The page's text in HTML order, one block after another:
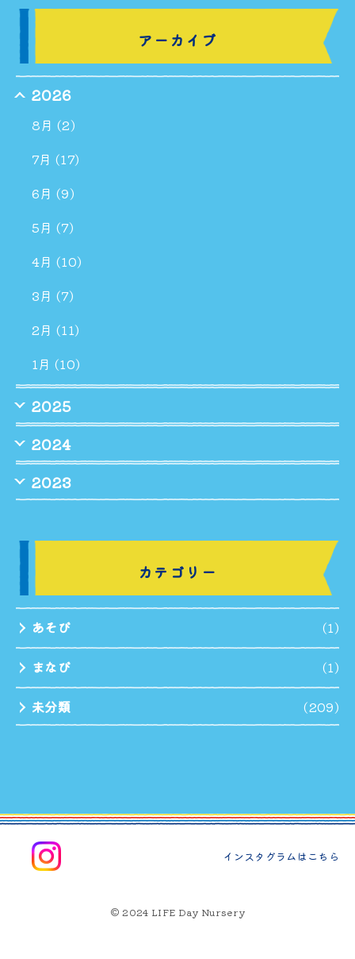
アーカイブ
2026
8月 (2)
7月 (17)
6月 (9)
5月 (7)
4月 (10)
3月 (7)
2月 (11)
1月 (10)
2025
2024
2023
カテゴリー
あそび (1)
まなび (1)
未分類 (209)
インスタグラムはこちら
© 2024 LIFE Day Nursery